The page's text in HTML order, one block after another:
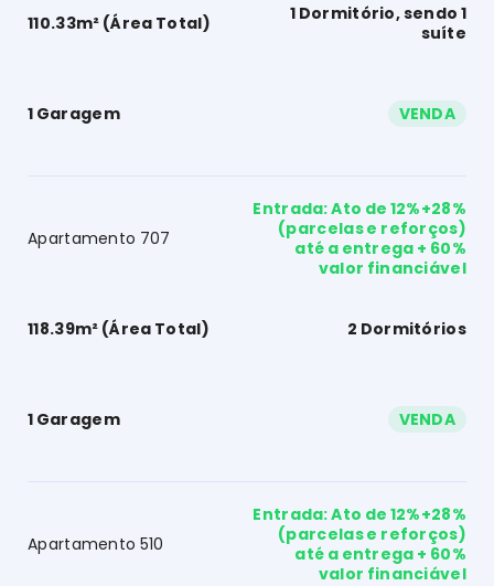
110.33m² (Área Total)
1 Dormitório, sendo 1
suíte
1 Garagem VENDA
Apartamento 707
118.39m² (Área Total) 2 Dormitórios
1 Garagem
Entrada: Ato de 12%+28%
(parcelas e reforços)
até a entrega + 60%
valor financiável
VENDA
Apartamento 510
Entrada: Ato de 12%+28%
(parcelas e reforços)
até a entrega + 60%
valor financiável